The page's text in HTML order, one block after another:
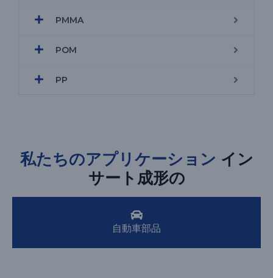
PMMA
POM
PP
私たちのアプリケーション イン
サート成形の
自動車部品